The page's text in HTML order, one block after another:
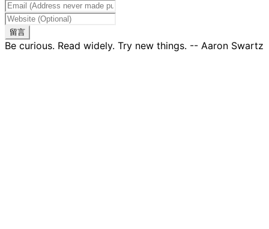
留言
Be curious. Read widely. Try new things. -- Aaron Swartz